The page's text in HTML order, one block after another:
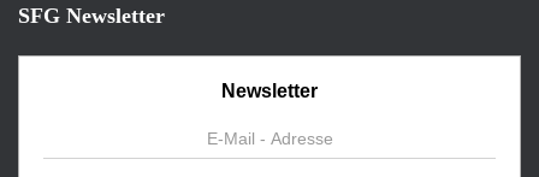
SFG Newsletter
Newsletter